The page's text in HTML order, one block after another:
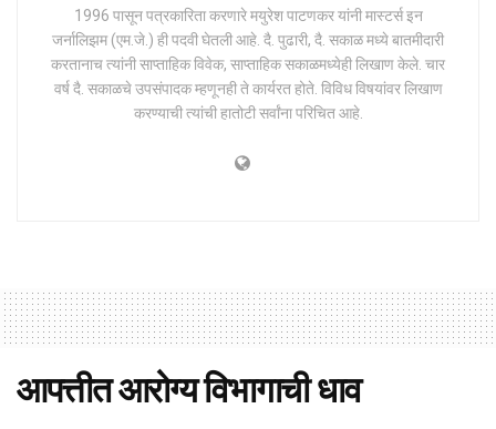
1996 पासून पत्रकारिता करणारे मयुरेश पाटणकर यांनी मास्टर्स इन
जर्नालिझम (एम.जे.) ही पदवी घेतली आहे. दै. पुढारी, दै. सकाळ मध्ये बातमीदारी
करतानाच त्यांनी साप्ताहिक विवेक, साप्ताहिक सकाळमध्येही लिखाण केले. चार
वर्ष दै. सकाळचे उपसंपादक म्हणूनही ते कार्यरत होते. विविध विषयांवर लिखाण
करण्याची त्यांची हातोटी सर्वांना परिचित आहे.
आपत्तीत आरोग्य विभागाची धाव